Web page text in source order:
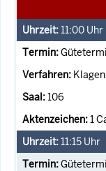
11:00 Uhr
106
1
11:15 Uhr